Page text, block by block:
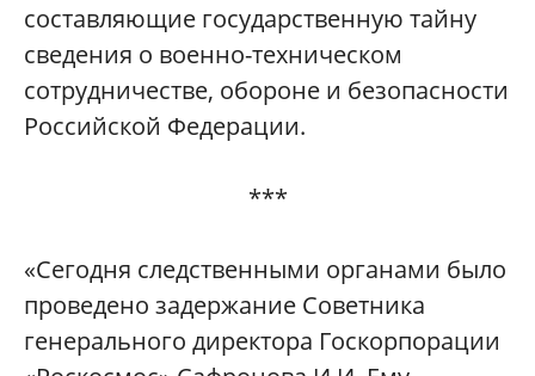
составляющие государственную тайну
сведения о военно-техническом
сотрудничестве, обороне и безопасности
Российской Федерации.
***
«Сегодня следственными органами было
проведено задержание Советника
генерального директора Госкорпорации